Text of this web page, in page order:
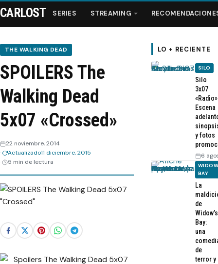
Series
Streaming
Recomendaciones
Videos
CARLOST SERIES STREAMING
THE WALKING DEAD
SPOILERS The
Walking Dead
5x07 «Crossed»
22 noviembre, 2014
Actualizado11 diciembre, 2015
5 min de lectura
LO + RECIENTE
SILO
Silo
3x07
Escena
y fotos
6
BAY
La
de
Widow’s
Bay:
una
de
terror y